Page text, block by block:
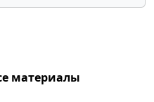
материалы